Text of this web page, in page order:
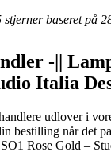
stjerner baseret på
-||
Italia
udlover i
bestilling når det
Rose Gold –